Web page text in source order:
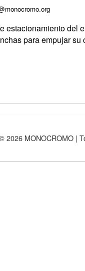
estacionamiento del
para empujar su
2026 MONOCROMO |